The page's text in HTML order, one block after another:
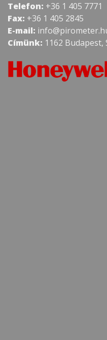
Telefon: +36 1 405 7771
Fax: +36 1 405 2845
E-mail:
Címünk: 1162 Budapest,